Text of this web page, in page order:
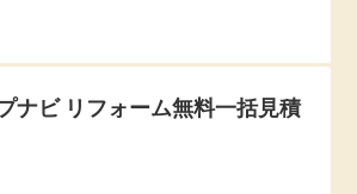
ナビ リフォーム無料一括見積